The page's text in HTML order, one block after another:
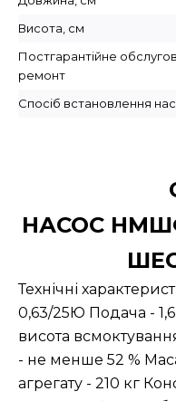
Висота, см
Постгарантійне
ремонт
Спосіб встановлення
НАСОС
Технічні
0,63/25Ю Подача -
висота
- не менше 52 %
агрегату - 210 кг